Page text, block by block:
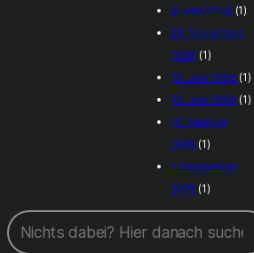
9. Juni 2000 (1)
28. November
1999 (1)
10. Juni 1998 (1)
10. Juni 1996 (1)
16. Februar
1995 (1)
1. September
1979 (1)
Suchen